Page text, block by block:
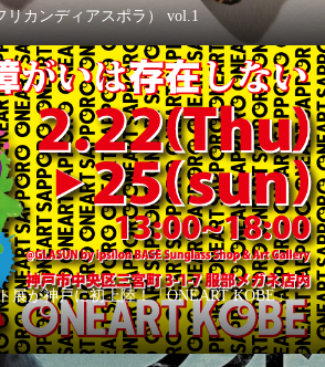
リカンディアスポラ） vol.1
展が神戸に初上陸！「ONEART KOBE」